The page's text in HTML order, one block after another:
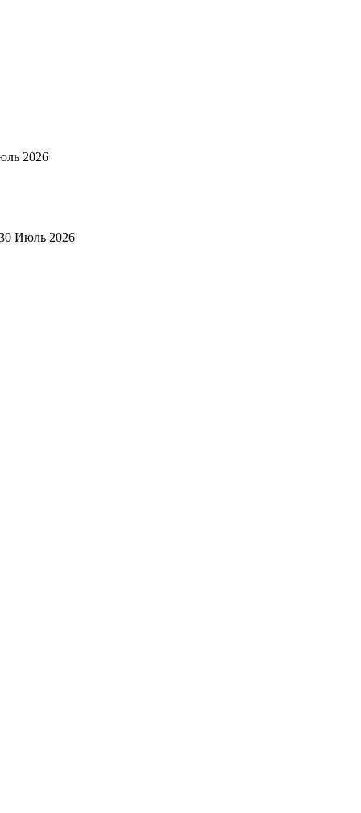
2026
Июль 2026